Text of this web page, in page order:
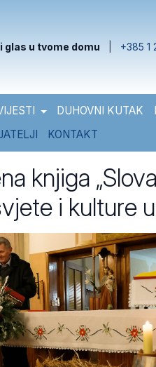
glas u tvome domu +385 1
DUHOVNI KUTAK
KONTAKT
knjiga
i kulture